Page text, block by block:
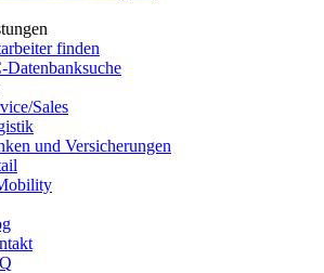
finden
Datenbanksuche
Sales
und Versicherungen